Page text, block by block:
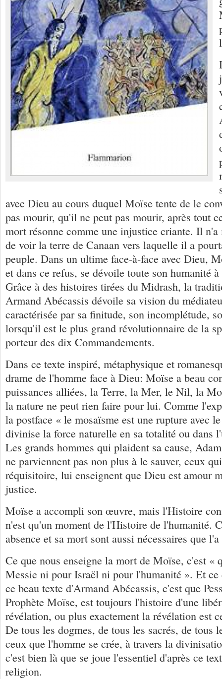
avec Dieu au cours duquel Moïse tente de le
pas mourir, qu'il ne peut pas mourir, après tout
mort résonne comme une injustice criante. Il n'a
de voir la terre de Canaan vers laquelle il a
peuple. Dans un ultime face-à-face avec Dieu,
et dans ce refus, se dévoile toute son humanité
Grâce à des histoires tirées du Midrash, la
Armand Abécassis dévoile sa vision du
caractérisée par sa finitude, son incomplétude,
lorsqu'il est le plus grand révolutionnaire de la
porteur des dix Commandements.
Dans ce texte inspiré, métaphysique et
drame de l'homme face à Dieu: Moïse a beau
puissances alliées, la Terre, la Mer, le Nil, la
la nature ne peut rien faire pour lui. Comme
la postface « le mosaïsme est une rupture avec
divinise la force naturelle en sa totalité ou dans
Les grands hommes qui plaident sa cause,
ne parviennent pas non plus à le sauver, ceux
réquisitoire, lui enseignent que Dieu est amour
justice.
Moïse a accompli son œuvre, mais l'Histoire
n'est qu'un moment de l'Histoire de l'humanité.
absence et sa mort sont aussi nécessaires que
Ce que nous enseigne la mort de Moïse, c'est «
Messie ni pour Israël ni pour l'humanité ». Et ce
ce beau texte d'Armand Abécassis, c'est que
Prophète Moïse, est toujours l'histoire d'une
révélation, ou plus exactement la révélation est
De tous les dogmes, de tous les sacrés, de tous
ceux que l'homme se crée, à travers la
c'est bien là que se joue l'essentiel d'après ce
religion.